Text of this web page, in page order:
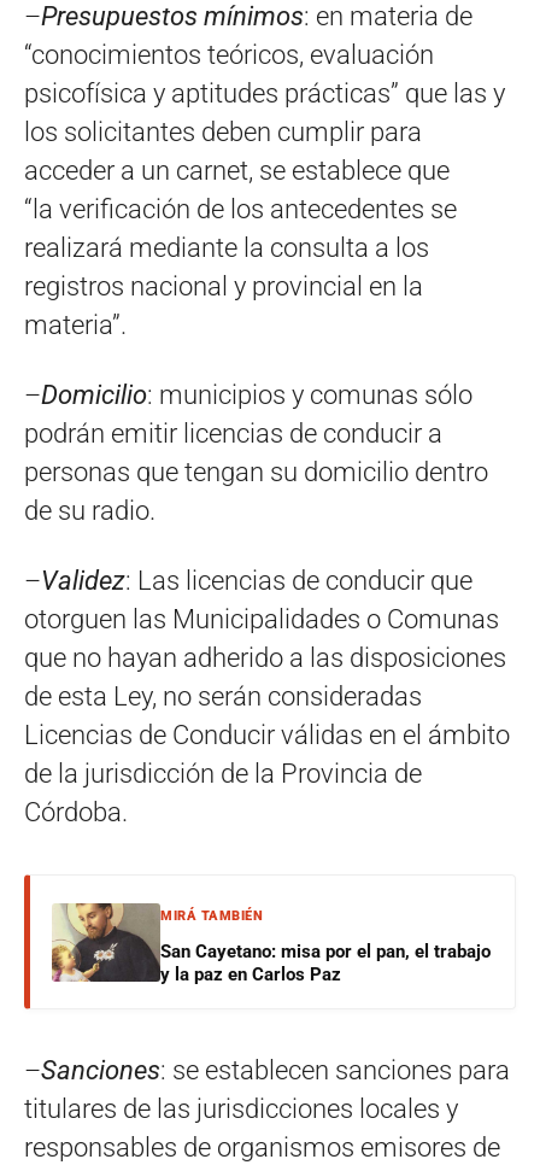
–Presupuestos mínimos: en materia de
“conocimientos teóricos, evaluación
psicofísica y aptitudes prácticas” que las y
los solicitantes deben cumplir para
acceder a un carnet, se establece que
“la verificación de los antecedentes se
realizará mediante la consulta a los
registros nacional y provincial en la
materia”.
–Domicilio: municipios y comunas sólo
podrán emitir licencias de conducir a
personas que tengan su domicilio dentro
de su radio.
–Validez: Las licencias de conducir que
otorguen las Municipalidades o Comunas
que no hayan adherido a las disposiciones
de esta Ley, no serán consideradas
Licencias de Conducir válidas en el ámbito
de la jurisdicción de la Provincia de
Córdoba.
MIRÁ TAMBIÉN
San Cayetano: misa por el pan, el trabajo
y la paz en Carlos Paz
–Sanciones: se establecen sanciones para
titulares de las jurisdicciones locales y
responsables de organismos emisores de